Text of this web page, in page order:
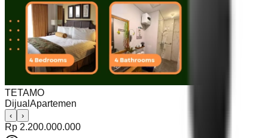
TETAMO
Dijual Apartemen
‹ ›
Rp 2.200.000.000